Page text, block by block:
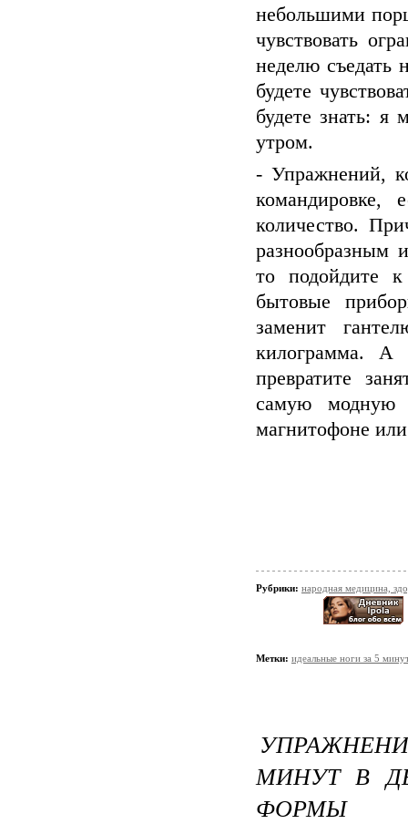
небольшими
чувствовать
неделю съедать
будете
будете знать: я
утром.
- Упражнений,
командировке,
количество.
разнообразным
то подойдите к
бытовые
заменит
килограмма. А
превратите
самую модную
магнитофоне
Рубрики: народная медицина,
Метки: идеальные ноги за 5
МИНУТ В
ФОРМЫ